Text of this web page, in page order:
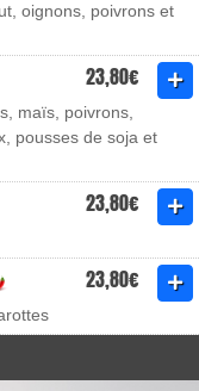
oignons, poivrons et
23,80€
maïs, poivrons,
pousses de soja et
23,80€
23,80€